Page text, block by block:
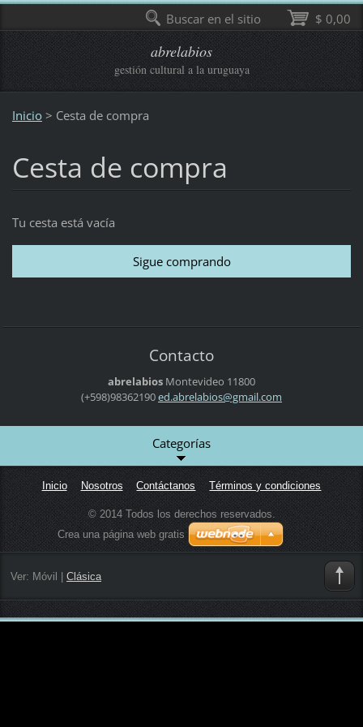
abrelabios
gestión cultural a la uruguaya
Inicio > Cesta de compra
Cesta de compra
Tu cesta está vacía
Contacto
abrelabios Montevideo 11800
(+598)98362190ed.abrelabios@gmail.com
Categorías
Inicio Nosotros Contáctanos Términos y condiciones
© 2014 Todos los derechos reservados.
Crea una página web gratis
Ver: Móvil Clásica
$ 0,00
Buscar en el sitio